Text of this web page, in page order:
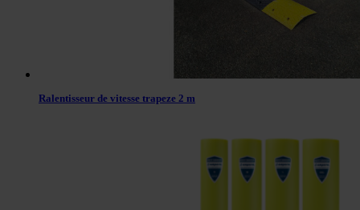
Ralentisseur de vitesse trapeze 2 m